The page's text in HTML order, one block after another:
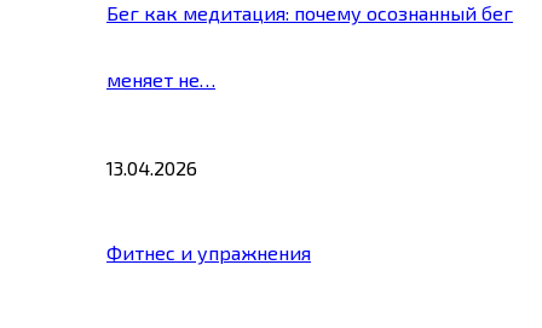
Бег как медитация: почему осознанный бег
меняет не…
13.04.2026
Фитнес и упражнения